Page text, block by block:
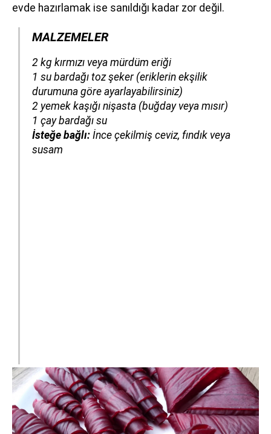
evde hazırlamak ise sanıldığı kadar zor değil.
MALZEMELER
​​​​​​2 kg kırmızı veya mürdüm eriği
1 su bardağı toz şeker (eriklerin ekşilik
durumuna göre ayarlayabilirsiniz)
2 yemek kaşığı nişasta (buğday veya mısır)
1 çay bardağı su
İsteğe bağlı: İnce çekilmiş ceviz, fındık veya
susam